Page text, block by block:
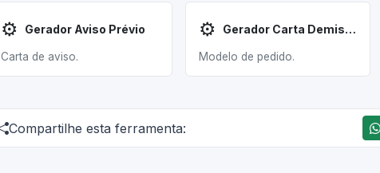
⚙️ Gerador Aviso Prévio
Carta de aviso.
⚙️ Gerador Carta Demissão
Modelo de pedido.
Compartilhe esta ferramenta: